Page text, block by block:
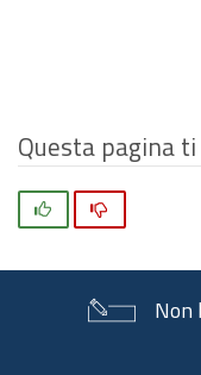
Questa pagina
Non